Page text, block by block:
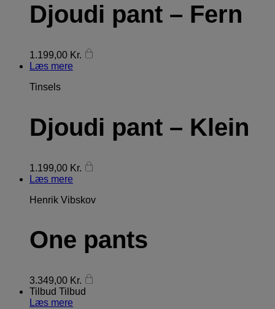
Djoudi pant – Fern
1.199,00 Kr.
Læs mere
Tinsels
Djoudi pant – Klein
1.199,00 Kr.
Læs mere
Henrik Vibskov
One pants
3.349,00 Kr.
Tilbud Tilbud
Læs mere